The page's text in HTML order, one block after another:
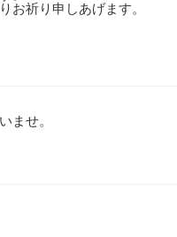
お祈り申しあげます。
ませ。